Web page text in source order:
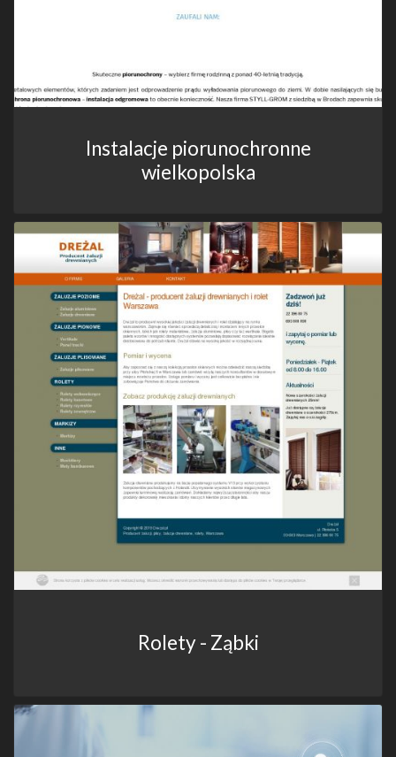
Instalacje piorunochronne
wielkopolska
Rolety - Ząbki